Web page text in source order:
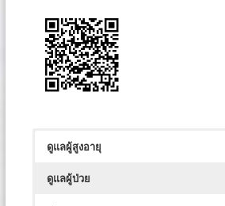
ดูแลผู้สูงอายุ
ดูแลผู้ป่วย